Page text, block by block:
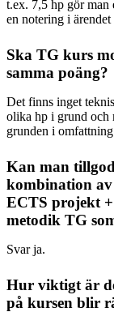
t.ex. 7,5 hp gör man
en notering i
Ska TG kurs
samma poäng?
Det finns inget
olika hp i grund och
grunden i
Kan man
kombination
ECTS projekt
metodik TG
Svar ja.
Hur viktigt är
på kursen blir